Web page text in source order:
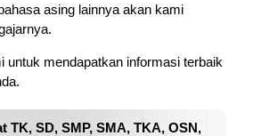
asing lainnya akan kami
untuk mendapatkan informasi terbaik
TK, SD, SMP, SMA, TKA, OSN,